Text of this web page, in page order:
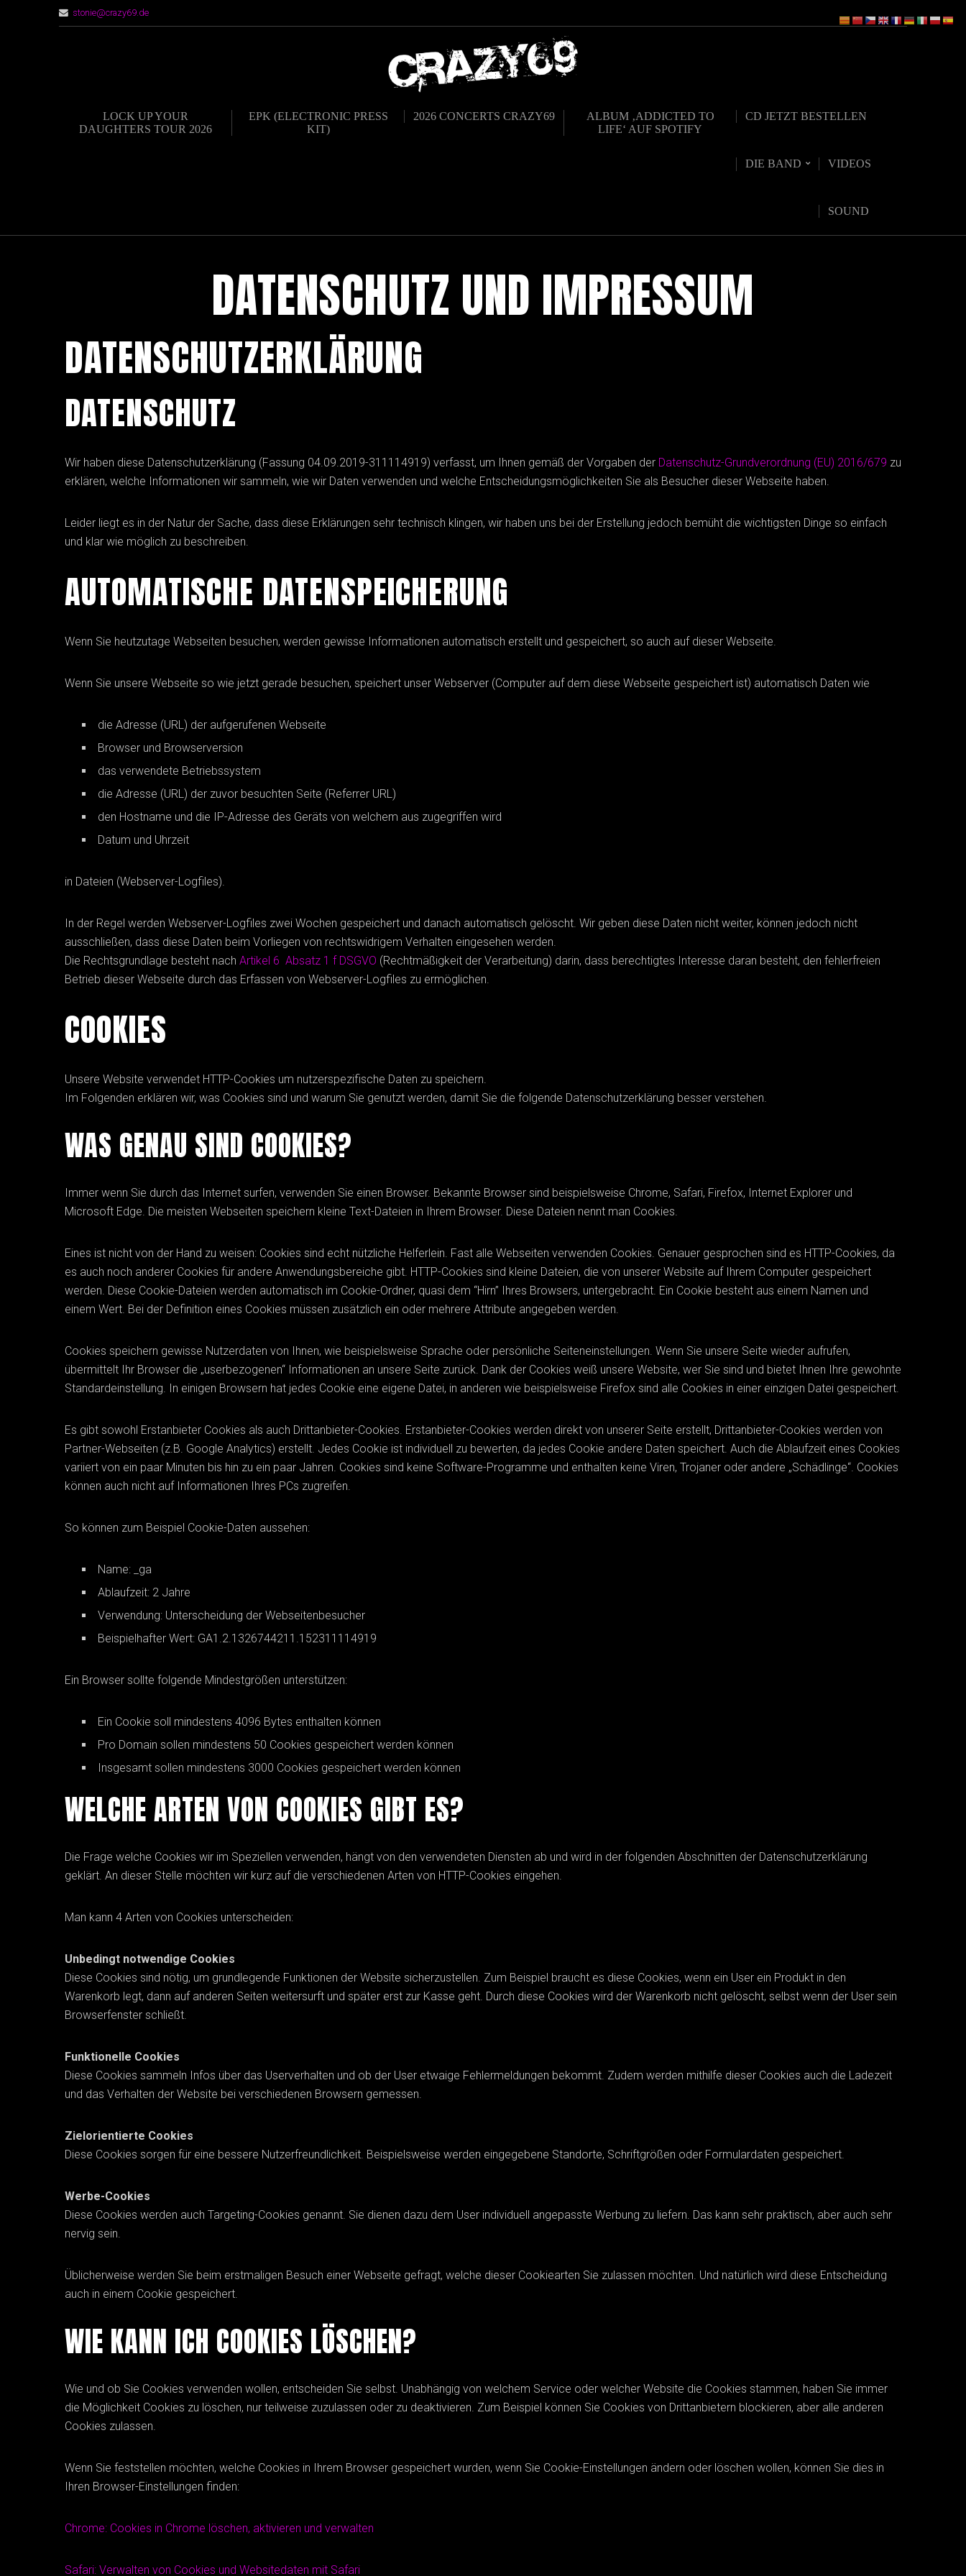
stonie@crazy69.de
LOCK UP YOUR
DAUGHTERS TOUR 2026
EPK (ELECTRONIC PRESS
KIT)
2026 CONCERTS CRAZY69
ALBUM ‚ADDICTED TO
LIFE‘ AUF SPOTIFY
CD JETZT BESTELLEN
DIE BAND VIDEOS
SOUND
DATENSCHUTZ UND IMPRESSUM
DATENSCHUTZERKLÄRUNG
DATENSCHUTZ
Wir haben diese Datenschutzerklärung (Fassung 04.09.2019-311114919) verfasst, um Ihnen gemäß der Vorgaben der Datenschutz-Grundverordnung (EU) 2016/679 zu
erklären, welche Informationen wir sammeln, wie wir Daten verwenden und welche Entscheidungsmöglichkeiten Sie als Besucher dieser Webseite haben.
Leider liegt es in der Natur der Sache, dass diese Erklärungen sehr technisch klingen, wir haben uns bei der Erstellung jedoch bemüht die wichtigsten Dinge so einfach
und klar wie möglich zu beschreiben.
AUTOMATISCHE DATENSPEICHERUNG
Wenn Sie heutzutage Webseiten besuchen, werden gewisse Informationen automatisch erstellt und gespeichert, so auch auf dieser Webseite.
Wenn Sie unsere Webseite so wie jetzt gerade besuchen, speichert unser Webserver (Computer auf dem diese Webseite gespeichert ist) automatisch Daten wie
die Adresse (URL) der aufgerufenen Webseite
Browser und Browserversion
das verwendete Betriebssystem
die Adresse (URL) der zuvor besuchten Seite (Referrer URL)
den Hostname und die IP-Adresse des Geräts von welchem aus zugegriffen wird
Datum und Uhrzeit
in Dateien (Webserver-Logfiles).
In der Regel werden Webserver-Logfiles zwei Wochen gespeichert und danach automatisch gelöscht. Wir geben diese Daten nicht weiter, können jedoch nicht
ausschließen, dass diese Daten beim Vorliegen von rechtswidrigem Verhalten eingesehen werden.
Die Rechtsgrundlage besteht nach Artikel 6 Absatz 1 f DSGVO (Rechtmäßigkeit der Verarbeitung) darin, dass berechtigtes Interesse daran besteht, den fehlerfreien
Betrieb dieser Webseite durch das Erfassen von Webserver-Logfiles zu ermöglichen.
COOKIES
Unsere Website verwendet HTTP-Cookies um nutzerspezifische Daten zu speichern.
Im Folgenden erklären wir, was Cookies sind und warum Sie genutzt werden, damit Sie die folgende Datenschutzerklärung besser verstehen.
WAS GENAU SIND COOKIES?
Immer wenn Sie durch das Internet surfen, verwenden Sie einen Browser. Bekannte Browser sind beispielsweise Chrome, Safari, Firefox, Internet Explorer und
Microsoft Edge. Die meisten Webseiten speichern kleine Text-Dateien in Ihrem Browser. Diese Dateien nennt man Cookies.
Eines ist nicht von der Hand zu weisen: Cookies sind echt nützliche Helferlein. Fast alle Webseiten verwenden Cookies. Genauer gesprochen sind es HTTP-Cookies, da
es auch noch anderer Cookies für andere Anwendungsbereiche gibt. HTTP-Cookies sind kleine Dateien, die von unserer Website auf Ihrem Computer gespeichert
werden. Diese Cookie-Dateien werden automatisch im Cookie-Ordner, quasi dem “Hirn” Ihres Browsers, untergebracht. Ein Cookie besteht aus einem Namen und
einem Wert. Bei der Definition eines Cookies müssen zusätzlich ein oder mehrere Attribute angegeben werden.
Cookies speichern gewisse Nutzerdaten von Ihnen, wie beispielsweise Sprache oder persönliche Seiteneinstellungen. Wenn Sie unsere Seite wieder aufrufen,
übermittelt Ihr Browser die „userbezogenen“ Informationen an unsere Seite zurück. Dank der Cookies weiß unsere Website, wer Sie sind und bietet Ihnen Ihre gewohnte
Standardeinstellung. In einigen Browsern hat jedes Cookie eine eigene Datei, in anderen wie beispielsweise Firefox sind alle Cookies in einer einzigen Datei gespeichert.
Es gibt sowohl Erstanbieter Cookies als auch Drittanbieter-Cookies. Erstanbieter-Cookies werden direkt von unserer Seite erstellt, Drittanbieter-Cookies werden von
Partner-Webseiten (z.B. Google Analytics) erstellt. Jedes Cookie ist individuell zu bewerten, da jedes Cookie andere Daten speichert. Auch die Ablaufzeit eines Cookies
variiert von ein paar Minuten bis hin zu ein paar Jahren. Cookies sind keine Software-Programme und enthalten keine Viren, Trojaner oder andere „Schädlinge“. Cookies
können auch nicht auf Informationen Ihres PCs zugreifen.
So können zum Beispiel Cookie-Daten aussehen:
Name: _ga
Ablaufzeit: 2 Jahre
Verwendung: Unterscheidung der Webseitenbesucher
Beispielhafter Wert: GA1.2.1326744211.152311114919
Ein Browser sollte folgende Mindestgrößen unterstützen:
Ein Cookie soll mindestens 4096 Bytes enthalten können
Pro Domain sollen mindestens 50 Cookies gespeichert werden können
Insgesamt sollen mindestens 3000 Cookies gespeichert werden können
WELCHE ARTEN VON COOKIES GIBT ES?
Die Frage welche Cookies wir im Speziellen verwenden, hängt von den verwendeten Diensten ab und wird in der folgenden Abschnitten der Datenschutzerklärung
geklärt. An dieser Stelle möchten wir kurz auf die verschiedenen Arten von HTTP-Cookies eingehen.
Man kann 4 Arten von Cookies unterscheiden:
Unbedingt notwendige Cookies
Diese Cookies sind nötig, um grundlegende Funktionen der Website sicherzustellen. Zum Beispiel braucht es diese Cookies, wenn ein User ein Produkt in den
Warenkorb legt, dann auf anderen Seiten weitersurft und später erst zur Kasse geht. Durch diese Cookies wird der Warenkorb nicht gelöscht, selbst wenn der User sein
Browserfenster schließt.
Funktionelle Cookies
Diese Cookies sammeln Infos über das Userverhalten und ob der User etwaige Fehlermeldungen bekommt. Zudem werden mithilfe dieser Cookies auch die Ladezeit
und das Verhalten der Website bei verschiedenen Browsern gemessen.
Zielorientierte Cookies
Diese Cookies sorgen für eine bessere Nutzerfreundlichkeit. Beispielsweise werden eingegebene Standorte, Schriftgrößen oder Formulardaten gespeichert.
Werbe-Cookies
Diese Cookies werden auch Targeting-Cookies genannt. Sie dienen dazu dem User individuell angepasste Werbung zu liefern. Das kann sehr praktisch, aber auch sehr
nervig sein.
Üblicherweise werden Sie beim erstmaligen Besuch einer Webseite gefragt, welche dieser Cookiearten Sie zulassen möchten. Und natürlich wird diese Entscheidung
auch in einem Cookie gespeichert.
WIE KANN ICH COOKIES LÖSCHEN?
Wie und ob Sie Cookies verwenden wollen, entscheiden Sie selbst. Unabhängig von welchem Service oder welcher Website die Cookies stammen, haben Sie immer
die Möglichkeit Cookies zu löschen, nur teilweise zuzulassen oder zu deaktivieren. Zum Beispiel können Sie Cookies von Drittanbietern blockieren, aber alle anderen
Cookies zulassen.
Wenn Sie feststellen möchten, welche Cookies in Ihrem Browser gespeichert wurden, wenn Sie Cookie-Einstellungen ändern oder löschen wollen, können Sie dies in
Ihren Browser-Einstellungen finden:
Chrome: Cookies in Chrome löschen, aktivieren und verwalten
Safari: Verwalten von Cookies und Websitedaten mit Safari